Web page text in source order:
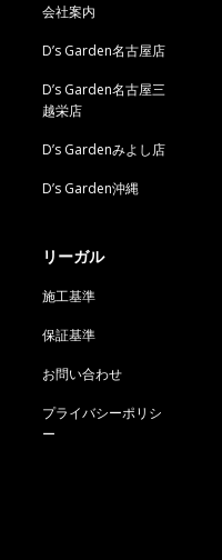
会社案内
D’s Garden名古屋店
D’s Garden名古屋三
越栄店
D’s Gardenみよし店
D’s Garden沖縄
リーガル
施工基準
保証基準
お問い合わせ
プライバシーポリシ
ー